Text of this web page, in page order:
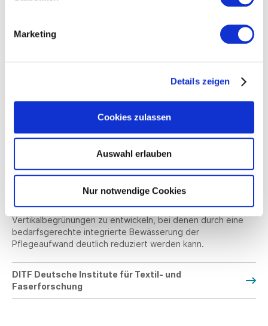
Marketing
Details zeigen
Cookies zulassen
Auswahl erlauben
Nur notwendige Cookies
Begrünungssysteme für gute Luft sorgen und Lebensraum
für Insekten bieten. Am ForschungsKUBUS werden
der Vertikalen kultiviert werden. Sie erhöhen nicht nur die
Lebensqualität, sondern können durch ihr
Wasserrückhaltevermögen auch im urbanen
Wassermanagement genutzt werden. Neben der
Entwicklung von Living Walls werden im ForschungsKUBUS
auch Module für Mooswände erforscht, die zum Beispiel als
Feinstaubsenke eingesetzt werden können. Damit die
Systeme auch an bestehenden Gebäuden eingesetzt und
montiert werden können, werden in Denkendorf textile
Leichtbaulösungen entwickelt. Integrierte textile Sensoren
bilden so die Grundlage für eine Integration in die
Gebäudeautomatisierung. Ziel ist es, autonome
Vertikalbegrünungen zu entwickeln, bei denen durch eine
bedarfsgerechte integrierte Bewässerung der
Pflegeaufwand deutlich reduziert werden kann.
DITF Deutsche Institute für Textil- und
Faserforschung